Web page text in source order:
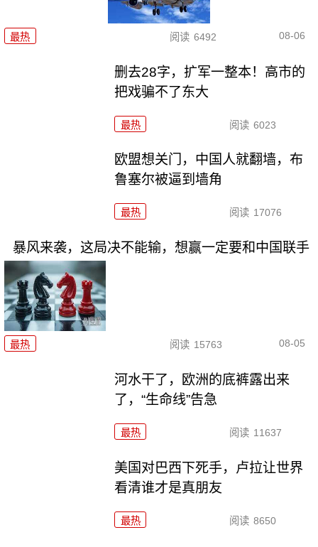
最热 阅读 6492 08-06
删去28字，扩军一整本！高市的
把戏骗不了东大
最热 阅读 6023
欧盟想关门，中国人就翻墙，布
鲁塞尔被逼到墙角
最热 阅读 17076
暴风来袭，这局决不能输，想赢一定要和中国联手
最热 阅读 15763 08-05
河水干了，欧洲的底裤露出来
了，“生命线”告急
最热 阅读 11637
美国对巴西下死手，卢拉让世界
看清谁才是真朋友
最热 阅读 8650